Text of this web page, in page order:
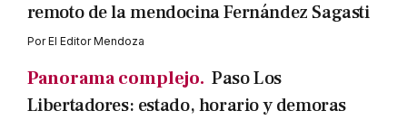
remoto de la mendocina Fernández Sagasti
PorEl Editor Mendoza
Panorama complejo. Paso Los
Libertadores: estado, horario y demoras